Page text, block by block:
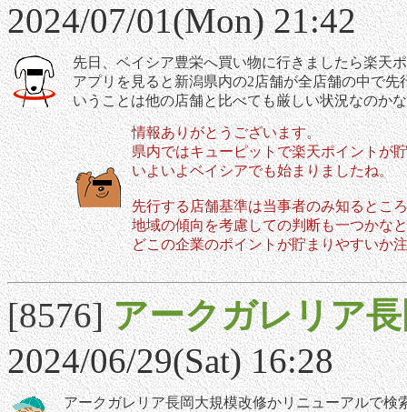
2024/07/01(Mon) 21:42
先日、ベイシア豊栄へ買い物に行きましたら楽天
アプリを見ると新潟県内の2店舗が全店舗の中で
いうことは他の店舗と比べても厳しい状況なのか
情報ありがとうございます。
県内ではキューピットで楽天ポイントが
いよいよベイシアでも始まりましたね。
先行する店舗基準は当事者のみ知るとこ
地域の傾向を考慮しての判断も一つかな
どこの企業のポイントが貯まりやすいか
[8576]アークガレリア
2024/06/29(Sat) 16:28
アークガレリア長岡大規模改修かリニューアルで